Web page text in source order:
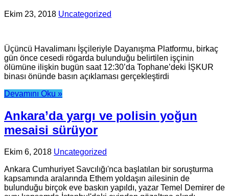
Ekim 23, 2018 Uncategorized
Üçüncü Havalimanı İşçileriyle Dayanışma Platformu, birkaç
gün önce cesedi rögarda bulunduğu belirtilen işçinin
ölümüne ilişkin bugün saat 12:30’da Tophane’deki İŞKUR
binası önünde basın açıklaması gerçekleştirdi
Devamını Oku »
Ankara’da yargı ve polisin yoğun
mesaisi sürüyor
Ekim 6, 2018 Uncategorized
Ankara Cumhuriyet Savcılığı'nca başlatılan bir soruşturma
kapsamında aralarında Ethem yoldaşın ailesinin de
bulunduğu birçok eve baskın yapıldı, yazar Temel Demirer de